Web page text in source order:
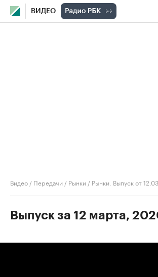
ВИДЕО
Видео / Передачи / Рынки / Рынки. Выпуск от
Выпуск за 12 марта,